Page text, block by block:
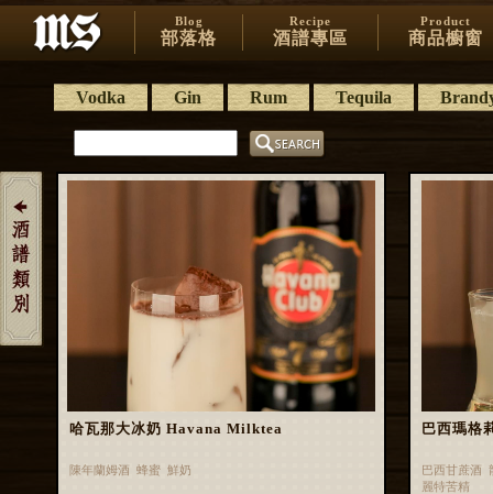
Blog
部落格
Recipe
酒譜專區
Product
商品櫥窗
Vodka Gin Rum Tequila
哈瓦那大冰奶 Havana Milktea
陳年蘭姆酒 蜂蜜 鮮奶
巴西瑪
巴西甘蔗酒
麗特苦精